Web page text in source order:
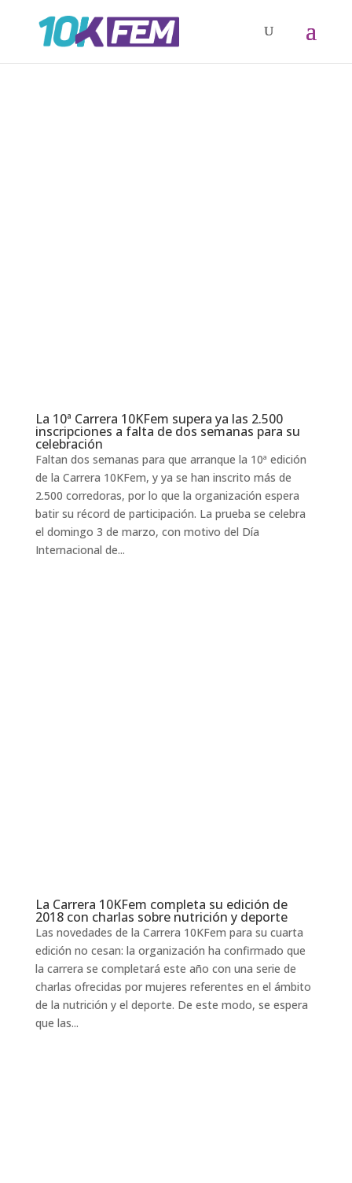
La 10ª Carrera 10KFem supera ya las 2.500
inscripciones a falta de dos semanas para su
celebración
Faltan dos semanas para que arranque la 10ª edición
de la Carrera 10KFem, y ya se han inscrito más de
2.500 corredoras, por lo que la organización espera
batir su récord de participación. La prueba se celebra
el domingo 3 de marzo, con motivo del Día
Internacional de...
La Carrera 10KFem completa su edición de
2018 con charlas sobre nutrición y deporte
Las novedades de la Carrera 10KFem para su cuarta
edición no cesan: la organización ha confirmado que
la carrera se completará este año con una serie de
charlas ofrecidas por mujeres referentes en el ámbito
de la nutrición y el deporte. De este modo, se espera
que las...